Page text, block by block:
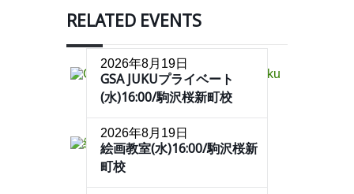
RELATED EVENTS
2026年8月19日
GSA JUKUプライベート
(水)16:00/駒沢桜新町校
2026年8月19日
絵画教室(水)16:00/駒沢桜新
町校